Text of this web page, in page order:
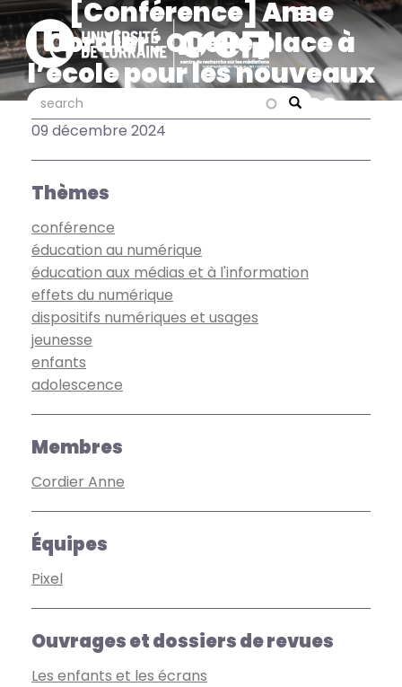
Aller
au
contenu
principal
Search
search search
[Conférence] Anne
Cordier : Quelle place à
l’école pour les nouveaux
savoirs et nouvelles
compétences
numériques des jeunes ?
09 décembre 2024
Thèmes
conférence
éducation au numérique
éducation aux médias et à l'information
effets du numérique
dispositifs numériques et usages
jeunesse
enfants
adolescence
Membres
Cordier Anne
Équipes
Pixel
Ouvrages et dossiers de revues
Les enfants et les écrans